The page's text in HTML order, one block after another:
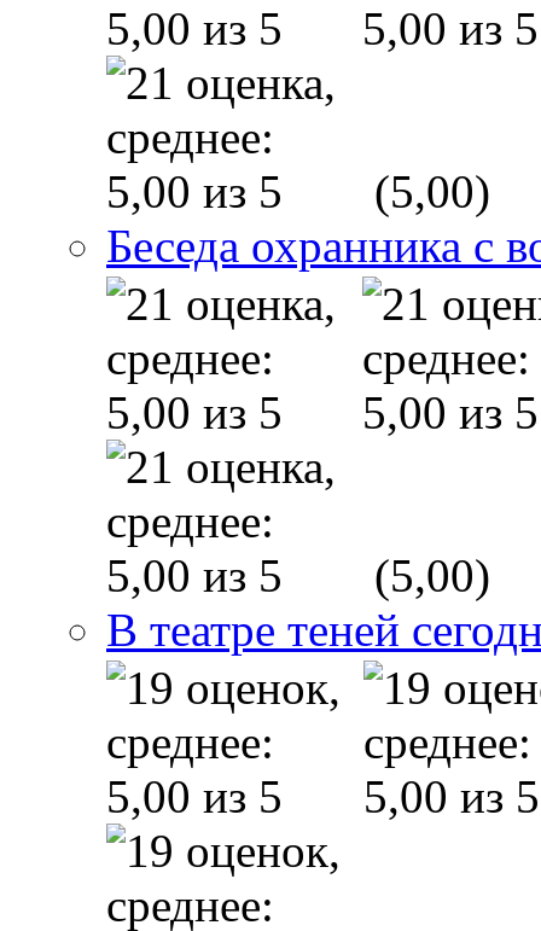
(5,00)
Беседа охранника с
(5,00)
В театре теней